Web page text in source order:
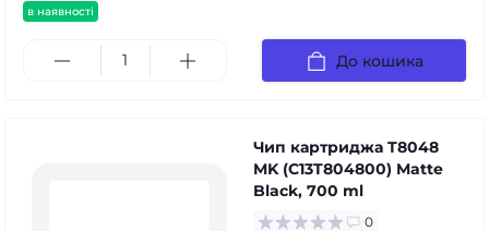
в наявності
До кошика
Чип картриджа T8048
MK (C13T804800) Matte
Black, 700 ml
0